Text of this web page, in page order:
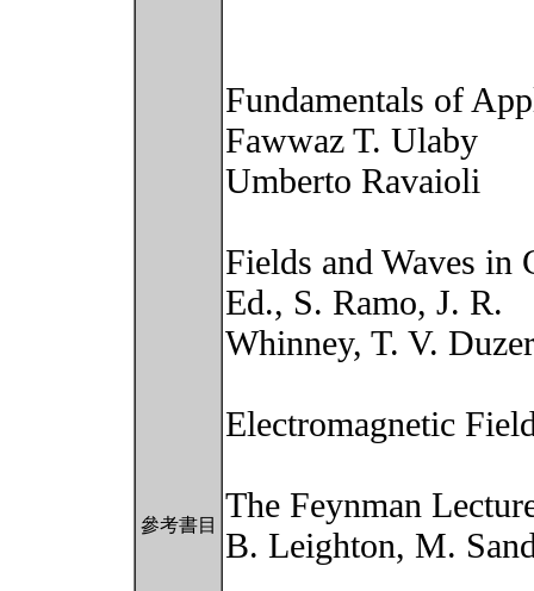
參考書目
Fundamentals of
Fawwaz T. Ulaby
Umberto Ravaioli
Fields and Waves in
Ed., S. Ramo, J. R.
Whinney, T. V.
Electromagnetic
The Feynman
B. Leighton, M.